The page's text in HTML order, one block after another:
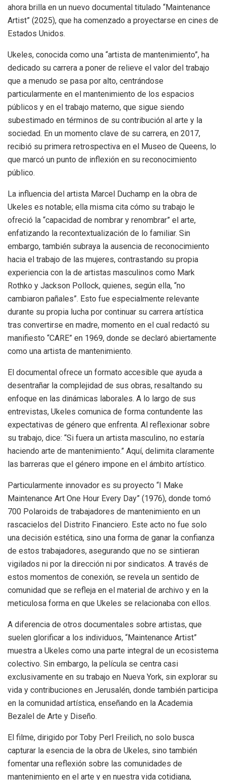
ahora brilla en un nuevo documental titulado “Maintenance
Artist” (2025), que ha comenzado a proyectarse en cines de
Estados Unidos.
Ukeles, conocida como una “artista de mantenimiento”, ha
dedicado su carrera a poner de relieve el valor del trabajo
que a menudo se pasa por alto, centrándose
particularmente en el mantenimiento de los espacios
públicos y en el trabajo materno, que sigue siendo
subestimado en términos de su contribución al arte y la
sociedad. En un momento clave de su carrera, en 2017,
recibió su primera retrospectiva en el Museo de Queens, lo
que marcó un punto de inflexión en su reconocimiento
público.
La influencia del artista Marcel Duchamp en la obra de
Ukeles es notable; ella misma cita cómo su trabajo le
ofreció la “capacidad de nombrar y renombrar” el arte,
enfatizando la recontextualización de lo familiar. Sin
embargo, también subraya la ausencia de reconocimiento
hacia el trabajo de las mujeres, contrastando su propia
experiencia con la de artistas masculinos como Mark
Rothko y Jackson Pollock, quienes, según ella, “no
cambiaron pañales”. Esto fue especialmente relevante
durante su propia lucha por continuar su carrera artística
tras convertirse en madre, momento en el cual redactó su
manifiesto “CARE” en 1969, donde se declaró abiertamente
como una artista de mantenimiento.
El documental ofrece un formato accesible que ayuda a
desentrañar la complejidad de sus obras, resaltando su
enfoque en las dinámicas laborales. A lo largo de sus
entrevistas, Ukeles comunica de forma contundente las
expectativas de género que enfrenta. Al reflexionar sobre
su trabajo, dice: “Si fuera un artista masculino, no estaría
haciendo arte de mantenimiento.” Aquí, delimita claramente
las barreras que el género impone en el ámbito artístico.
Particularmente innovador es su proyecto “I Make
Maintenance Art One Hour Every Day” (1976), donde tomó
700 Polaroids de trabajadores de mantenimiento en un
rascacielos del Distrito Financiero. Este acto no fue solo
una decisión estética, sino una forma de ganar la confianza
de estos trabajadores, asegurando que no se sintieran
vigilados ni por la dirección ni por sindicatos. A través de
estos momentos de conexión, se revela un sentido de
comunidad que se refleja en el material de archivo y en la
meticulosa forma en que Ukeles se relacionaba con ellos.
A diferencia de otros documentales sobre artistas, que
suelen glorificar a los individuos, “Maintenance Artist”
muestra a Ukeles como una parte integral de un ecosistema
colectivo. Sin embargo, la película se centra casi
exclusivamente en su trabajo en Nueva York, sin explorar su
vida y contribuciones en Jerusalén, donde también participa
en la comunidad artística, enseñando en la Academia
Bezalel de Arte y Diseño.
El filme, dirigido por Toby Perl Freilich, no solo busca
capturar la esencia de la obra de Ukeles, sino también
fomentar una reflexión sobre las comunidades de
mantenimiento en el arte y en nuestra vida cotidiana,